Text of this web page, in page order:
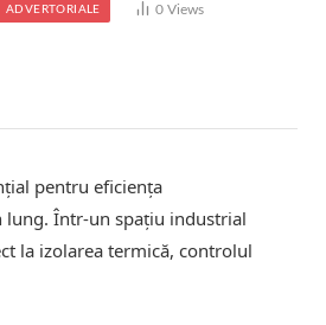
ADVERTORIALE 0 Views
pentru eficiența
lung. Într-un spațiu industrial
la izolarea termică, controlul